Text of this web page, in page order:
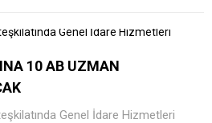
10 AB UZMAN
Genel İdare Hizmetleri